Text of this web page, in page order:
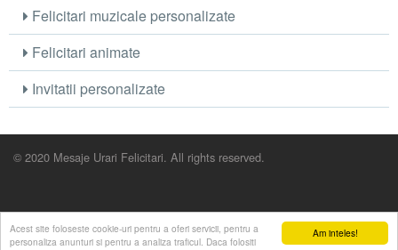
Am inteles!
Acest site foloseste cookie-uri pentru a oferi servicii, pentru a
personaliza anunturi si pentru a analiza traficul. Daca folositi
Felicitari muzicale personalizate
Felicitari animate
Invitatii personalizate
© 2020 Mesaje Urari Felicitari. All rights reserved.